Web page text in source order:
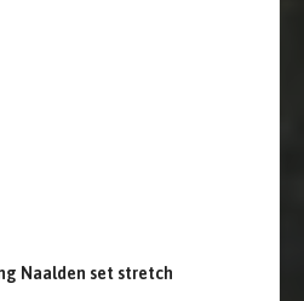
Naalden set stretch